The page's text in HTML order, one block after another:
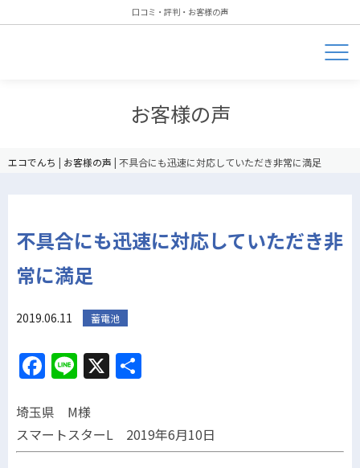
口コミ・評判・お客様の声
お客様の声
エコでんち | お客様の声 | 不具合にも迅速に対応していただき非常に満足
不具合にも迅速に対応していただき非
常に満足
2019.06.11 蓄電池
Facebook
Line
X
埼玉県 M様
スマートスターL 2019年6月10日